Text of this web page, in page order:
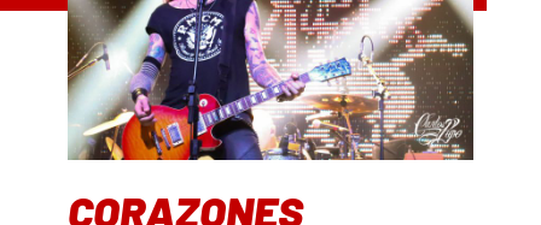
CORAZONES